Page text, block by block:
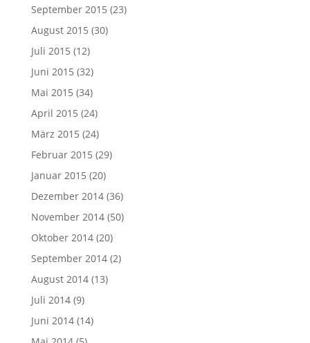
September 2015 (23)
August 2015 (30)
Juli 2015 (12)
Juni 2015 (32)
Mai 2015 (34)
April 2015 (24)
März 2015 (24)
Februar 2015 (29)
Januar 2015 (20)
Dezember 2014(36)
November 2014(50)
Oktober 2014(20)
September 2014(2)
August 2014(13)
Juli 2014(9)
Juni 2014(14)